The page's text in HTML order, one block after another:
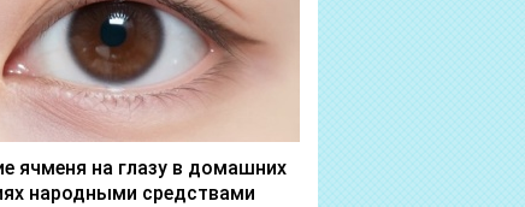
ячменя на глазу в домашних
народными средствами